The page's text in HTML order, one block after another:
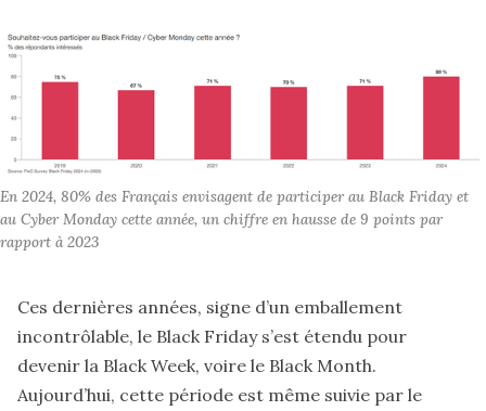
En 2024, 80% des Français envisagent de participer au Black Friday et
au Cyber Monday cette année, un chiffre en hausse de 9 points par
rapport à 2023
Ces dernières années, signe d’un emballement
incontrôlable, le Black Friday s’est étendu pour
devenir la Black Week, voire le Black Month.
Aujourd’hui, cette période est même suivie par le